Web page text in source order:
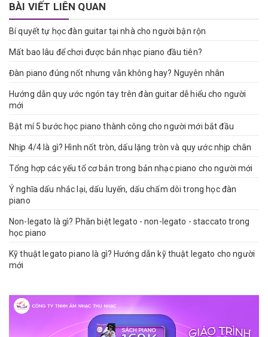
BÀI VIẾT LIÊN QUAN
Bí quyết tự học đàn guitar tại nhà cho người bận rộn
Mất bao lâu để chơi được bản nhạc piano đầu tiên?
Đàn piano đúng nốt nhưng vẫn không hay? Nguyên nhân
Hướng dẫn quy ước ngón tay trên đàn guitar dễ hiểu cho người
mới
Bật mí 5 bước học piano thành công cho người mới bắt đầu
Nhịp 4/4 là gì? Hình nốt tròn, dấu lặng tròn và quy ước nhịp chân
Tổng hợp các yếu tố cơ bản trong bản nhạc piano cho người mới
Ý nghĩa dấu nhắc lại, dấu luyến, dấu chấm dôi trong học đàn
piano
Non-legato là gì? Phân biệt legato - non-legato - staccato trong
học piano
Kỹ thuật legato piano là gì? Hướng dẫn kỹ thuật legato cho người
mới